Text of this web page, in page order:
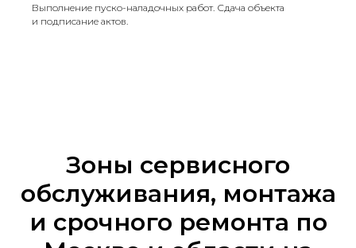
Выполнение пуско-наладочных работ. Сдача объекта
и подписание актов.
Зоны сервисного
обслуживания, монтажа
и срочного ремонта по